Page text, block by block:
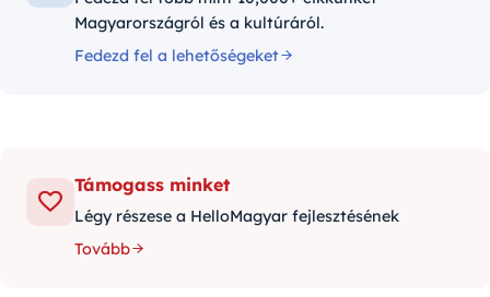
Magyarországról és a kultúráról.
Fedezd fel a lehetőségeket
Támogass minket
Légy részese a HelloMagyar fejlesztésének
Tovább